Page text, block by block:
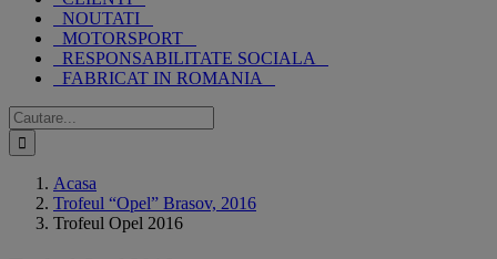
NOUTATI
MOTORSPORT
RESPONSABILITATE SOCIALA
FABRICAT IN ROMANIA
Cautare...
Acasa
Trofeul “Opel” Brasov, 2016
Trofeul Opel 2016